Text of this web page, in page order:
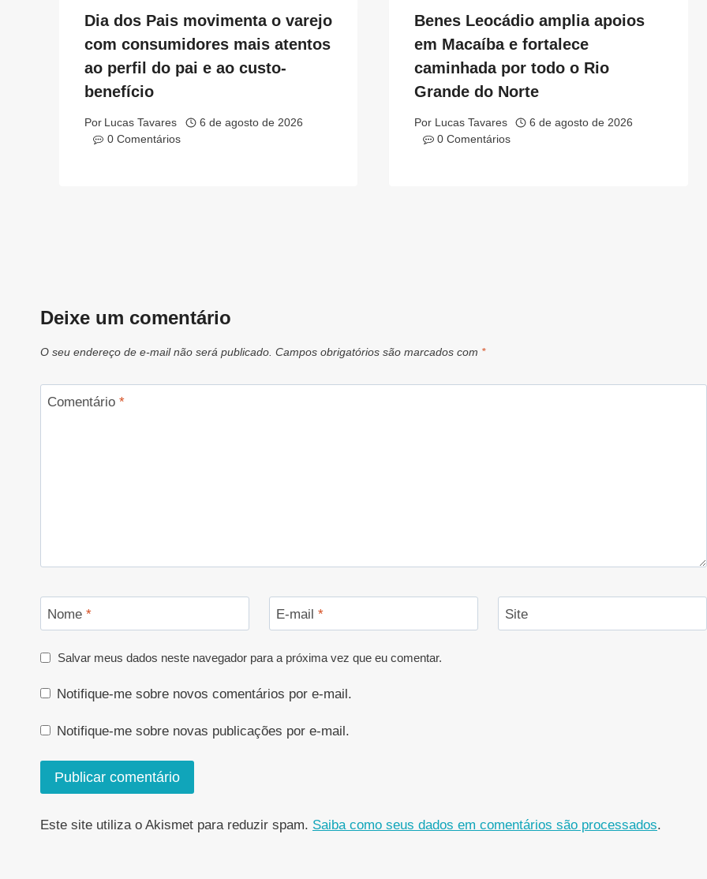
Dia dos Pais movimenta o varejo
com consumidores mais atentos
ao perfil do pai e ao custo-
benefício
Por Lucas Tavares
6 de agosto de 2026
0 Comentários
Benes Leocádio amplia apoios
em Macaíba e fortalece
caminhada por todo o Rio
Grande do Norte
Por Lucas Tavares
6 de agosto de 2026
0 Comentários
Deixe um comentário
O seu endereço de e-mail não será publicado. Campos obrigatórios são marcados com *
Comentário *
Nome * E-mail * Site
Salvar meus dados neste navegador para a próxima vez que eu comentar.
Notifique-me sobre novos comentários por e-mail.
Notifique-me sobre novas publicações por e-mail.
Este site utiliza o Akismet para reduzir spam. Saiba como seus dados em comentários são processados.